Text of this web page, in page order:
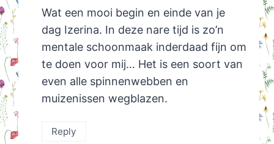
Wat een mooi begin en einde van je
dag Izerina. In deze nare tijd is zo’n
mentale schoonmaak inderdaad fijn om
te doen voor mij… Het is een soort van
even alle spinnenwebben en
muizenissen wegblazen.
Reply